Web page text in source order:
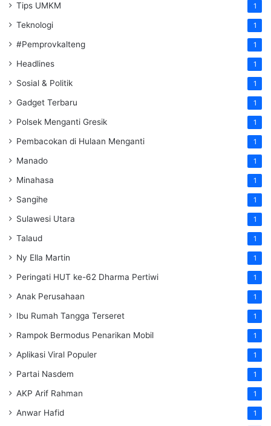
Tips UMKM 1
Teknologi 1
#Pemprovkalteng 1
Headlines 1
Sosial & Politik 1
Gadget Terbaru 1
Polsek Menganti Gresik 1
Pembacokan di Hulaan Menganti 1
Manado 1
Minahasa 1
Sangihe 1
Sulawesi Utara 1
Talaud 1
Ny Ella Martin 1
Peringati HUT ke-62 Dharma Pertiwi 1
Anak Perusahaan 1
Ibu Rumah Tangga Terseret 1
Rampok Bermodus Penarikan Mobil 1
Aplikasi Viral Populer 1
Partai Nasdem 1
AKP Arif Rahman 1
Anwar Hafid 1